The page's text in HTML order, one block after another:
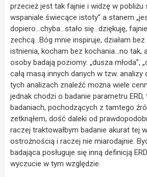
przecież jest tak fajnie i widzę w pobliżu
wspaniale świecące istoty” a stanem
dopiero…chyba…stało się…dziękuję,
zechcą…Bóg mnie inspiruje, działam
istnienia, kocham bez kochania…no tak,
osoby badają poziomy: „dusza młoda”,
całą masą innych danych w tzw. analizy
tych analizach znaleźć można wiele
jednak chodzi o badanie parametru ERD,
badaniach, pochodzących z tamtego
zetknąłem, dość daleki od
raczej traktowałbym badanie akurat tej
ostrożnością i raczej nie miarodajnie.
badająca posługuje się inną definicją
wyczucie w tym względzie.